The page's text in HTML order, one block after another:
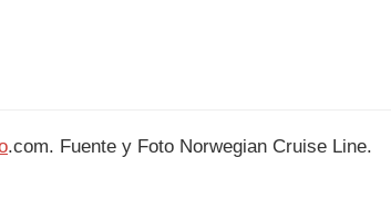
.com. Fuente y Foto Norwegian Cruise Line.